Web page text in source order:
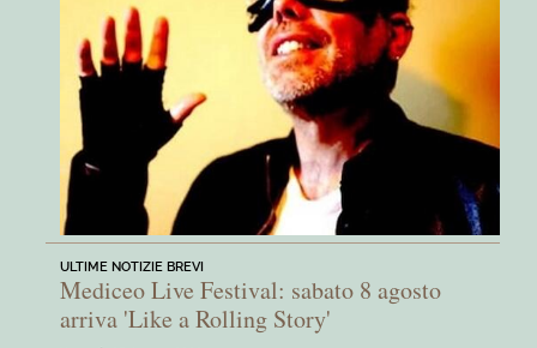
ULTIME NOTIZIE BREVI
Mediceo Live Festival: sabato 8 agosto
arriva 'Like a Rolling Story'